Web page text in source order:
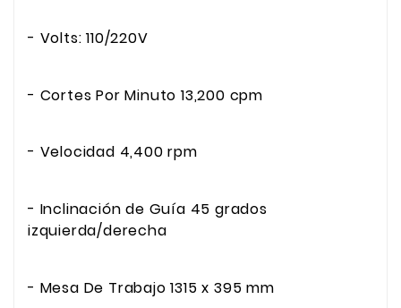
- Volts: 110/220V
- Cortes Por Minuto 13,200 cpm
- Velocidad 4,400 rpm
- Inclinación de Guía 45 grados
izquierda/derecha
- Mesa De Trabajo 1315 x 395 mm